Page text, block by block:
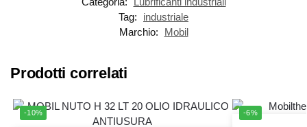
Tag:
industriale
Marchio:
Mobil
Prodotti correlati
-10% -6%